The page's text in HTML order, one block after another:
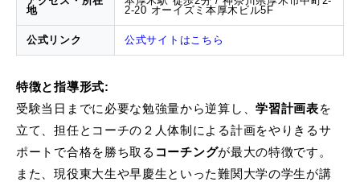
地
2-20 オーイズミ本厚木ビル5F
公式リンク 公式サイトはこちら
特徴と指導形式:
受験当日までに必要な勉強量から逆算し、学習計画表を
立て、担任とコーチの２人体制による計画をやりきるサ
ポートで合格を勝ち取る コーチングが最大の特徴です。
また、現役東大生や早慶生といった難関大学の学生が講